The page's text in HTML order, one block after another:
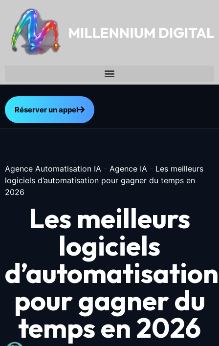
Réserver un appel
Agence Automatisation IA - Agence IA - Les meilleurs
logiciels d’automatisation pour gagner du temps en
2026
Les meilleurs
logiciels
d’automatisation
pour gagner du
temps en 2026